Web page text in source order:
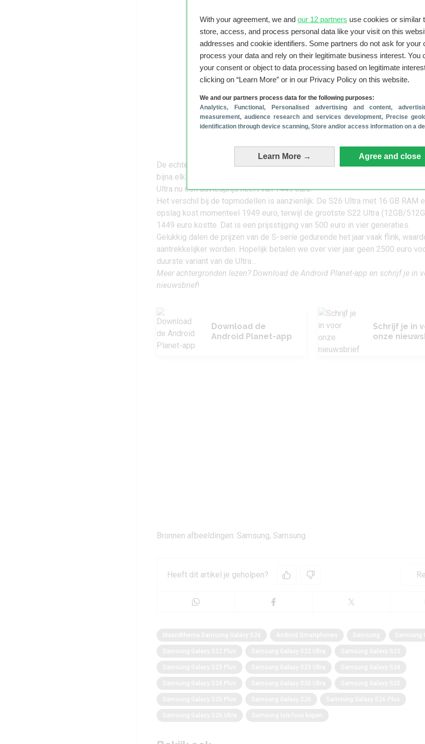
With your agreement, we and our 12 partners use cookies or similar
store, access, and process personal data like your visit on this
addresses and cookie identifiers. Some partners do not ask for your
process your data and rely on their legitimate business interest. You
your consent or object to data processing based on legitimate
clicking on “Learn More” or in our Privacy Policy on this website.
We and our partners process data for the following purposes:
Analytics, Functional, Personalised advertising and content,
measurement, audience research and services development, Precise
identification through device scanning, Store and/or access information on a
Learn More → Agree and close
De echte uitschieter door de jaren heen qua prijsstijgingen is de Ultra. Dit
bijna elk jaar duurder. De S22 Ultra kostte bij introductie nog 1249 euro, terwijl
Ultra nu een adviesprijs heeft van 1449 euro.
Het verschil bij de topmodellen is aanzienlijk. De S26 Ultra met 16 GB RAM
opslag kost momenteel 1949 euro, terwijl de grootste S22 Ultra (12GB/
1449 euro kostte. Dat is een prijsstijging van 500 euro in vier generaties.
Gelukkig dalen de prijzen van de S-serie gedurende het jaar vaak flink,
aantrekkelijker worden. Hopelijk betalen we over vier jaar geen 2500 euro
duurste variant van de Ultra…
Meer achtergronden lezen? Download de Android Planet-app en schrijf je in
nieuwsbrief!
Download de
Android Planet-app
Schrijf je in
onze
Bronnen afbeeldingen: Samsung, Samsung
Heeft dit artikel je geholpen?